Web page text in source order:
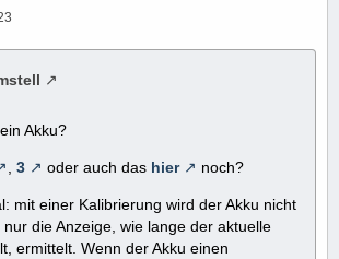
Akku?
3 oder auch das hier noch?
mit einer Kalibrierung wird der Akku nicht
die Anzeige, wie lange der aktuelle
ermittelt. Wenn der Akku einen